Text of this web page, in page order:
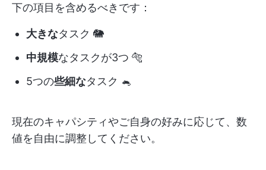
下の項目を含めるべきです：
大きなタスク 🐘
中規模なタスクが3つ 🐅
5つの些細なタスク 🐁
現在のキャパシティやご自身の好みに応じて、数
値を自由に調整してください。